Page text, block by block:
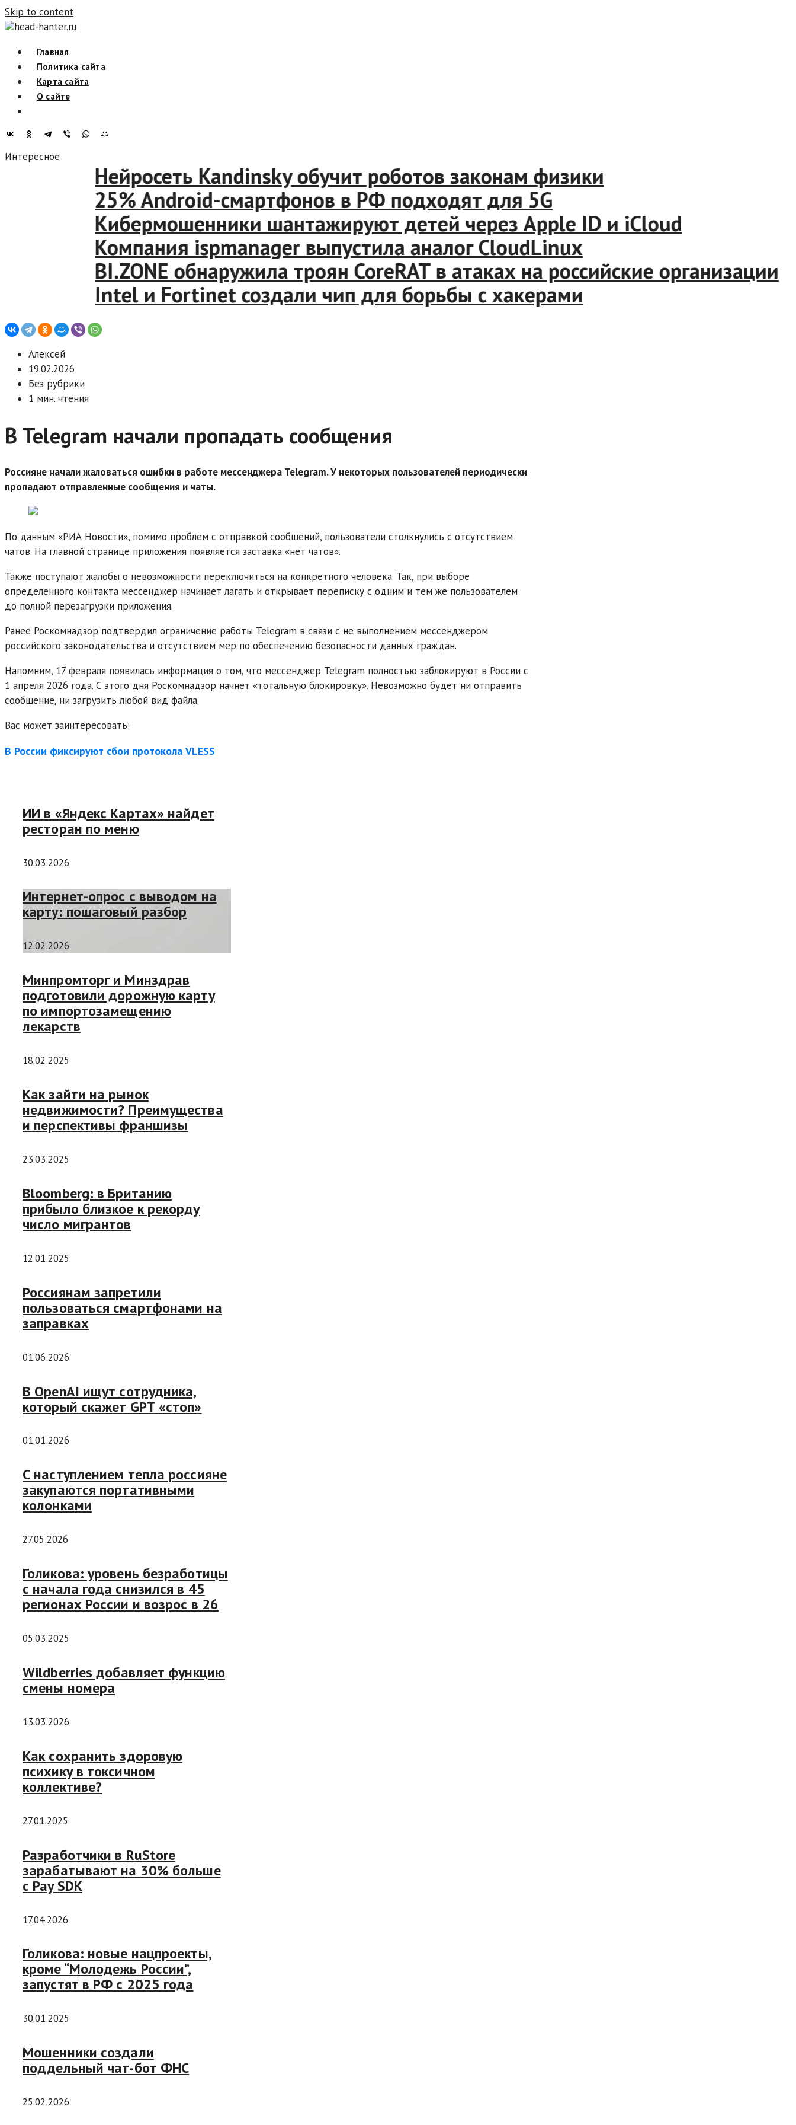
Skip to content
head-hanter.ru
Главная
Политика сайта
Карта сайта
О сайте
Интересное
Нейросеть Kandinsky обучит роботов законам физики
25% Android-смартфонов в РФ подходят для 5G
Кибермошенники шантажируют детей через Apple ID и iCloud
Компания ispmanager выпустила аналог CloudLinux
BI.ZONE обнаружила троян CoreRAT в атаках на российские организации
Intel и Fortinet создали чип для борьбы с хакерами
Алексей
19.02.2026
Без рубрики
1 мин. чтения
В Telegram начали пропадать сообщения
Россияне начали жаловаться ошибки в работе мессенджера Telegram. У некоторых пользователей периодически
пропадают отправленные сообщения и чаты.
По данным «РИА Новости», помимо проблем с отправкой сообщений, пользователи столкнулись с отсутствием
чатов. На главной странице приложения появляется заставка «нет чатов».
Также поступают жалобы о невозможности переключиться на конкретного человека. Так, при выборе
определенного контакта мессенджер начинает лагать и открывает переписку с одним и тем же пользователем
до полной перезагрузки приложения.
Ранее Роскомнадзор подтвердил ограничение работы Telegram в связи с не выполнением мессенджером
российского законодательства и отсутствием мер по обеспечению безопасности данных граждан.
Напомним, 17 февраля появилась информация о том, что мессенджер Telegram полностью заблокируют в России с
1 апреля 2026 года. С этого дня Роскомнадзор начнет «тотальную блокировку». Невозможно будет ни отправить
сообщение, ни загрузить любой вид файла.
Вас может заинтересовать:
В России фиксируют сбои протокола VLESS
ИИ в «Яндекс Картах» найдет
ресторан по меню
30.03.2026
Интернет-опрос с выводом на
карту: пошаговый разбор
12.02.2026
Минпромторг и Минздрав
подготовили дорожную карту
по импортозамещению
лекарств
18.02.2025
Как зайти на рынок
недвижимости? Преимущества
и перспективы франшизы
23.03.2025
Bloomberg: в Британию
прибыло близкое к рекорду
число мигрантов
12.01.2025
Россиянам запретили
пользоваться смартфонами на
заправках
01.06.2026
В OpenAI ищут сотрудника,
который скажет GPT «стоп»
01.01.2026
С наступлением тепла россияне
закупаются портативными
колонками
27.05.2026
Голикова: уровень безработицы
с начала года снизился в 45
регионах России и возрос в 26
05.03.2025
Wildberries добавляет функцию
смены номера
13.03.2026
Как сохранить здоровую
психику в токсичном
коллективе?
27.01.2025
Разработчики в RuStore
зарабатывают на 30% больше
с Pay SDK
17.04.2026
Голикова: новые нацпроекты,
кроме “Молодежь России”,
запустят в РФ с 2025 года
30.01.2025
Мошенники создали
поддельный чат-бот ФНС
25.02.2026